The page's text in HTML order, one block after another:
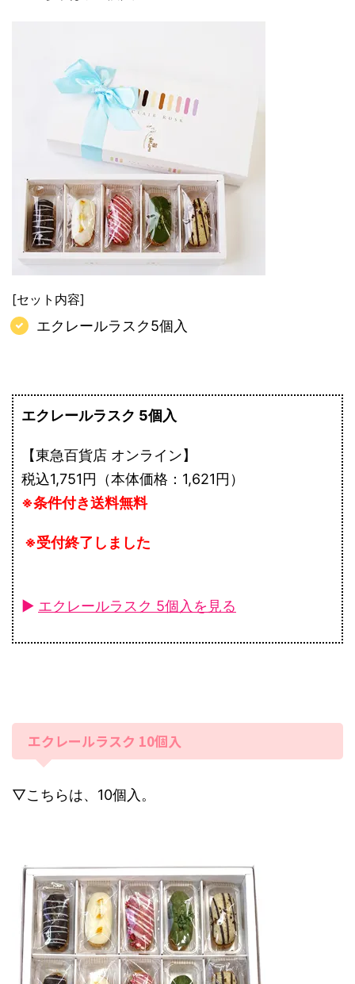
[セット内容]
エクレールラスク5個入
エクレールラスク 5個入
【東急百貨店 オンライン】
税込1,751円（本体価格：1,621円）
※条件付き送料無料
※受付終了しました
► エクレールラスク 5個入を見る
エクレールラスク 10個入
▽こちらは、10個入。